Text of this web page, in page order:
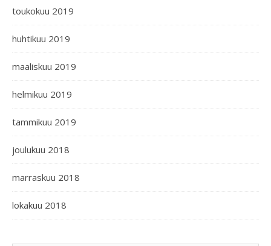
toukokuu 2019
huhtikuu 2019
maaliskuu 2019
helmikuu 2019
tammikuu 2019
joulukuu 2018
marraskuu 2018
lokakuu 2018